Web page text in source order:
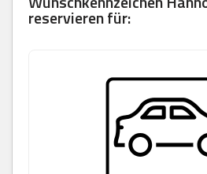
reservieren für: